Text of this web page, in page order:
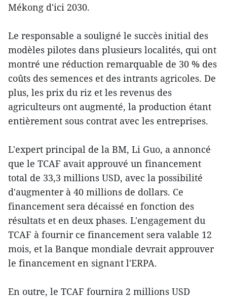
Mékong d'ici 2030.
Le responsable a souligné le succès initial des
modèles pilotes dans plusieurs localités, qui ont
montré une réduction remarquable de 30 % des
coûts des semences et des intrants agricoles. De
plus, les prix du riz et les revenus des
agriculteurs ont augmenté, la production étant
entièrement sous contrat avec les entreprises.
L'expert principal de la BM, Li Guo, a annoncé
que le TCAF avait approuvé un financement
total de 33,3 millions USD, avec la possibilité
d'augmenter à 40 millions de dollars. Ce
financement sera décaissé en fonction des
résultats et en deux phases. L'engagement du
TCAF à fournir ce financement sera valable 12
mois, et la Banque mondiale devrait approuver
le financement en signant l'ERPA.
En outre, le TCAF fournira 2 millions USD